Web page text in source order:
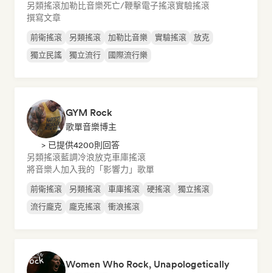
另類搖滾加勒比音樂死亡/鞭擊電子搖滾實驗搖滾
撰寫文章
前衛搖滾 另類搖滾 加勒比音樂 實驗搖滾
放克
獨立民謠
獨立流行 國際流行樂
GYM Rock
歌單音樂博主
> 已提供4200則回答
另類搖滾藍調冷浪放克車庫搖滾
將音樂人加入我的「影響力」歌單
前衛搖滾 另類搖滾 車庫搖滾 硬搖滾
獨立搖滾
流行龐克
龐克搖滾 衝浪搖滾
Women Who Rock, Unapologetically